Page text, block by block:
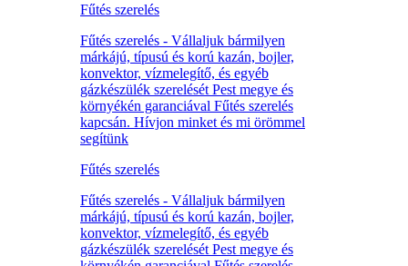
Fűtés szerelés
Fűtés szerelés - Vállaljuk bármilyen
márkájú, típusú és korú kazán, bojler,
konvektor, vízmelegítő, és egyéb
gázkészülék szerelését Pest megye és
környékén garanciával Fűtés szerelés
kapcsán. Hívjon minket és mi örömmel
segítünk
Fűtés szerelés
Fűtés szerelés - Vállaljuk bármilyen
márkájú, típusú és korú kazán, bojler,
konvektor, vízmelegítő, és egyéb
gázkészülék szerelését Pest megye és